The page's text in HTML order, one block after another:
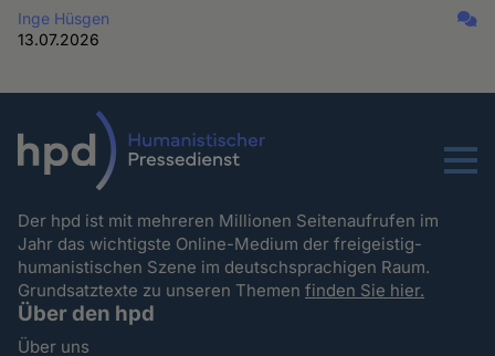
Inge Hüsgen
13.07.2026
Menu
Der hpd ist mit mehreren Millionen Seitenaufrufen im
Jahr das wichtigste Online-Medium der freigeistig-
humanistischen Szene im deutschsprachigen Raum.
Grundsatztexte zu unseren Themenfinden Sie hier.
Über den hpd
Über uns